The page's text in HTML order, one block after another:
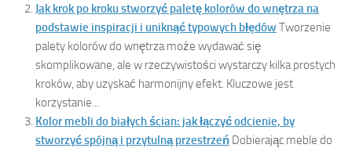
Jak krok po kroku stworzyć paletę kolorów do wnętrza na
podstawie inspiracji i uniknąć typowych błędów Tworzenie
palety kolorów do wnętrza może wydawać się
skomplikowane, ale w rzeczywistości wystarczy kilka prostych
kroków, aby uzyskać harmonijny efekt. Kluczowe jest
korzystanie...
Kolor mebli do białych ścian: jak łączyć odcienie, by
stworzyć spójną i przytulną przestrzeń Dobierając meble do